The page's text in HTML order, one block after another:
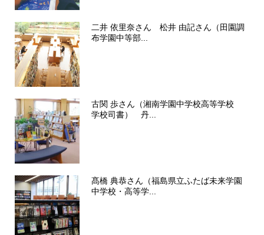
二井 依里奈さん 松井 由記さん（田園調
布学園中等部...
古関 歩さん（湘南学園中学校高等学校
学校司書） 丹...
髙橋 典恭さん（福島県立ふたば未来学園
中学校・高等学...